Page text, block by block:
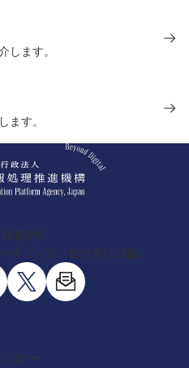
します。
ます。
番8号
オフィス（総合受付13階）
ター